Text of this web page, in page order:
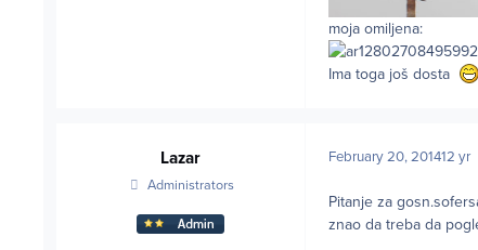
moja omiljena:
Ima toga još dosta
Lazar
Administrators
February 20, 201412 yr
Pitanje za
znao da treba da